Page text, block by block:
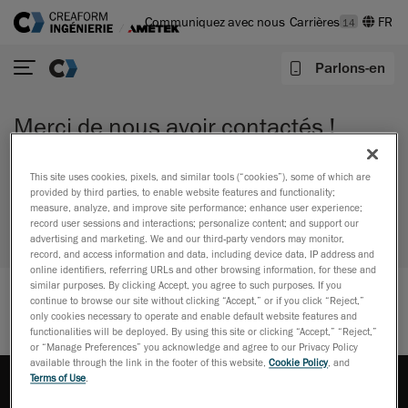
Communiquez avec nous Carrières 14
Parlons-en
Merci de nous avoir contactés !
formulaire. Votre demande est importante pour nous, et nous nous
engageons à vous fournir les informations et l'assistance dont vous
avez besoin. Un membre de notre équipe examinera votre
soumission et reviendra vers vous dès que possible.
Nous sommes impatients de vous aider !
This site uses cookies, pixels, and similar tools (“cookies”), some of which are
provided by third parties, to enable website features and functionality;
measure, analyze, and improve site performance; enhance user experience;
record user sessions and interactions; personalize content; and support our
advertising and marketing. We and our third-party vendors may monitor,
record, and access information and data, including device data, IP address and
online identifiers, referring URLs and other browsing information, for these and
similar purposes. By clicking Accept, you agree to such purposes. If you
continue to browse our site without clicking “Accept,” or if you click “Reject,”
only cookies necessary to operate and enable default website features and
functionalities will be deployed. By using this site or clicking “Accept,” “Reject,”
or “Manage Preferences” you acknowledge and agree to our Privacy Policy
available through the link in the footer of this website,Cookie Policy, and
Terms of Use.